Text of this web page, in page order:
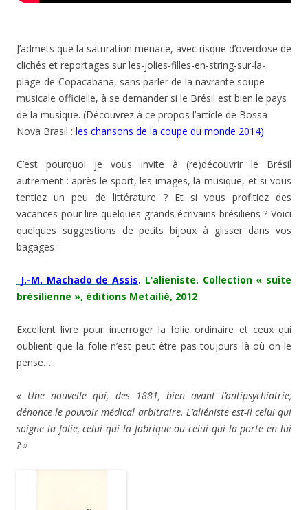
J’admets que la saturation menace, avec risque d’overdose de
clichés et reportages sur les-jolies-filles-en-string-sur-la-
plage-de-Copacabana, sans parler de la navrante soupe
musicale officielle, à se demander si le Brésil est bien le pays
de la musique. (Découvrez à ce propos l’article de Bossa
Nova Brasil : les chansons de la coupe du monde 2014)
C’est pourquoi je vous invite à (re)découvrir le Brésil
autrement : après le sport, les images, la musique, et si vous
tentiez un peu de littérature ? Et si vous profitiez des
vacances pour lire quelques grands écrivains brésiliens ? Voici
quelques suggestions de petits bijoux à glisser dans vos
bagages :
J.-M. Machado de Assis. L’alieniste. Collection « suite
brésilienne », éditions Metailié, 2012
Excellent livre pour interroger la folie ordinaire et ceux qui
oublient que la folie n’est peut être pas toujours là où on le
pense…
« Une nouvelle qui, dès 1881, bien avant l’antipsychiatrie,
dénonce le pouvoir médical arbitraire. L’aliéniste est-il celui qui
soigne la folie, celui qui la fabrique ou celui qui la porte en lui
? »